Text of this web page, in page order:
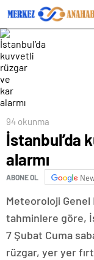
94 okunma
İstanbul’da
alarmı
ABONE OL
Meteoroloji Genel
tahminlere göre,
7 Şubat Cuma
rüzgar, yer yer